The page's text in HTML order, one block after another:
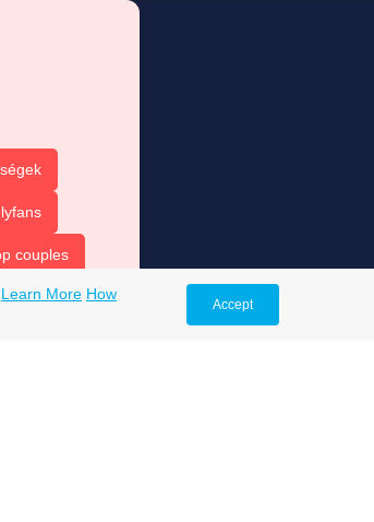
couples
Learn More How
Accept